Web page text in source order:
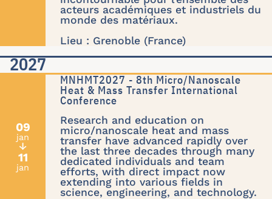
acteurs académiques et industriels du
monde des matériaux.
Lieu : Grenoble (France)
2027
09
jan
↓
11
jan
MNHMT2027 - 8th Micro/Nanoscale
Heat & Mass Transfer International
Conference
Research and education on
micro/nanoscale heat and mass
transfer have advanced rapidly over
the last three decades through many
dedicated individuals and team
efforts, with direct impact now
extending into various fields in
science, engineering, and technology.